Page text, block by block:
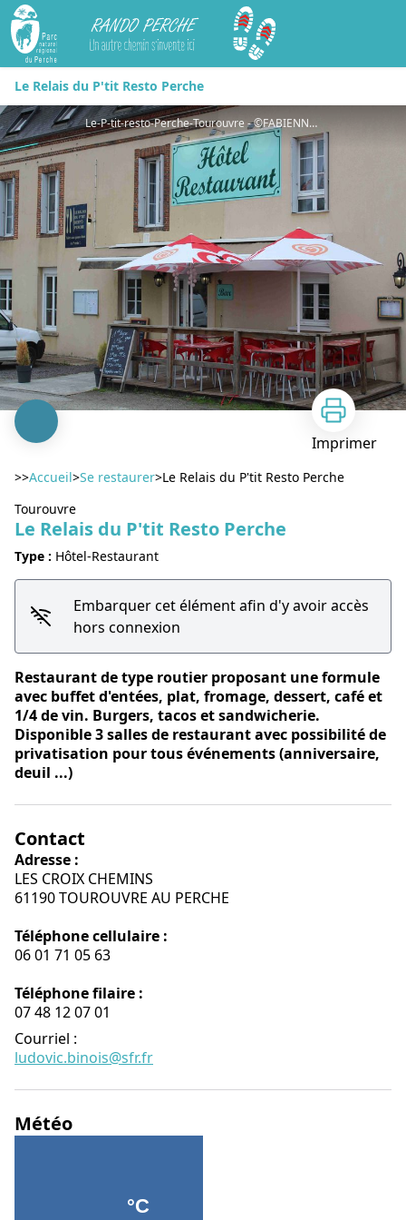
Rando Perche
Le Relais du P'tit Resto Perche
Le-P-tit-resto-Perche-Tourouvre - ©FABIENNE DEMEULE
Imprimer
>>Accueil>Se restaurer>Le Relais du P'tit Resto Perche
Tourouvre
Le Relais du P'tit Resto Perche
Type : Hôtel-Restaurant
Embarquer cet élément afin d'y avoir accès
hors connexion
Restaurant de type routier proposant une formule
avec buffet d'entées, plat, fromage, dessert, café et
1/4 de vin. Burgers, tacos et sandwicherie.
Disponible 3 salles de restaurant avec possibilité de
privatisation pour tous événements (anniversaire,
deuil ...)
Contact
Adresse :
LES CROIX CHEMINS
61190 TOUROUVRE AU PERCHE
Téléphone cellulaire :
06 01 71 05 63
Téléphone filaire :
07 48 12 07 01
Courriel :
ludovic.binois@sfr.fr
Météo